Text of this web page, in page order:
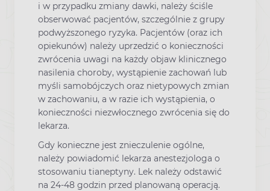
i w przypadku zmiany dawki, należy ściśle
obserwować pacjentów, szczególnie z grupy
podwyższonego ryzyka. Pacjentów (oraz ich
opiekunów) należy uprzedzić o konieczności
zwrócenia uwagi na każdy objaw klinicznego
nasilenia choroby, wystąpienie zachowań lub
myśli samobójczych oraz nietypowych zmian
w zachowaniu, a w razie ich wystąpienia, o
konieczności niezwłocznego zwrócenia się do
lekarza.
Gdy konieczne jest znieczulenie ogólne,
należy powiadomić lekarza anestezjologa o
stosowaniu tianeptyny. Lek należy odstawić
na 24-48 godzin przed planowaną operacją.